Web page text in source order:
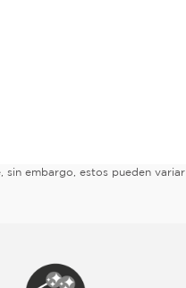
sin embargo, estos pueden variar